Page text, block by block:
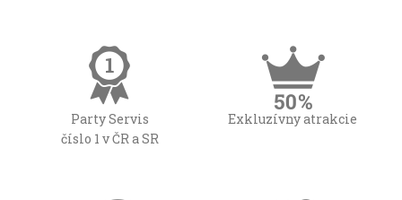
Party Servis
číslo 1 v ČR a SR
Exkluzívny atrakcie